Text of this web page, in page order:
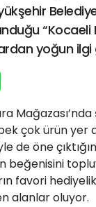
“Kocaeli
yoğun ilgi
çok ürün yer
de öne
beğenisini
favori
alanlar oluyor.